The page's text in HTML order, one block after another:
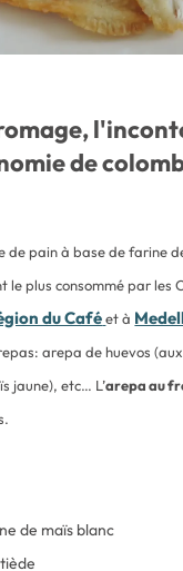
de
de pain à base de farine
le plus consommé par les
du Café et à
arepa de huevos
jaune), etc… L’arepa au
de maïs blanc